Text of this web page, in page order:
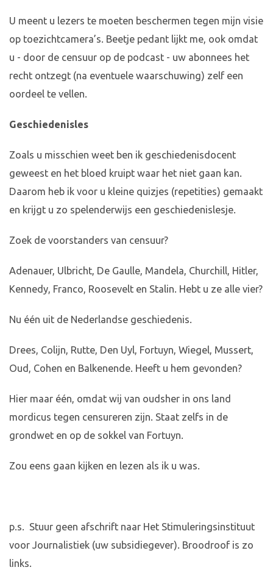
U meent u lezers te moeten beschermen tegen mijn visie
op toezichtcamera’s. Beetje pedant lijkt me, ook omdat
u - door de censuur op de podcast - uw abonnees het
recht ontzegt (na eventuele waarschuwing) zelf een
oordeel te vellen.
Geschiedenisles
Zoals u misschien weet ben ik geschiedenisdocent
geweest en het bloed kruipt waar het niet gaan kan.
Daarom heb ik voor u kleine quizjes (repetities) gemaakt
en krijgt u zo spelenderwijs een geschiedenislesje.
Zoek de voorstanders van censuur?
Adenauer, Ulbricht, De Gaulle, Mandela, Churchill, Hitler,
Kennedy, Franco, Roosevelt en Stalin. Hebt u ze alle vier?
Nu één uit de Nederlandse geschiedenis.
Drees, Colijn, Rutte, Den Uyl, Fortuyn, Wiegel, Mussert,
Oud, Cohen en Balkenende. Heeft u hem gevonden?
Hier maar één, omdat wij van oudsher in ons land
mordicus tegen censureren zijn. Staat zelfs in de
grondwet en op de sokkel van Fortuyn.
Zou eens gaan kijken en lezen als ik u was.
p.s. Stuur geen afschrift naar Het Stimuleringsinstituut
voor Journalistiek (uw subsidiegever). Broodroof is zo
links.